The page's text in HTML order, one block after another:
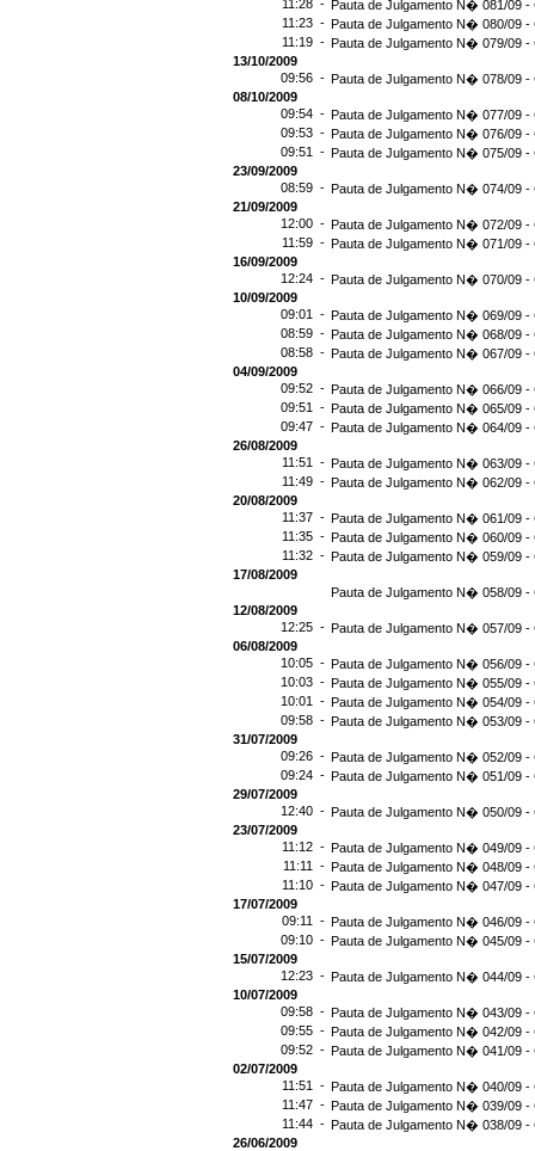
11:28 - Pauta de Julgamento N� 081/09 -
11:23 - Pauta de Julgamento N� 080/09 -
11:19 - Pauta de Julgamento N� 079/09 -
13/10/2009
09:56 - Pauta de Julgamento N� 078/09 -
08/10/2009
09:54 - Pauta de Julgamento N� 077/09 -
09:53 - Pauta de Julgamento N� 076/09 -
09:51 - Pauta de Julgamento N� 075/09 -
23/09/2009
08:59 - Pauta de Julgamento N� 074/09 -
21/09/2009
12:00 - Pauta de Julgamento N� 072/09 -
11:59 - Pauta de Julgamento N� 071/09 -
16/09/2009
12:24 - Pauta de Julgamento N� 070/09 -
10/09/2009
09:01 - Pauta de Julgamento N� 069/09 -
08:59 - Pauta de Julgamento N� 068/09 -
08:58 - Pauta de Julgamento N� 067/09 -
04/09/2009
09:52 - Pauta de Julgamento N� 066/09 -
09:51 - Pauta de Julgamento N� 065/09 -
09:47 - Pauta de Julgamento N� 064/09 -
26/08/2009
11:51 - Pauta de Julgamento N� 063/09 -
11:49 - Pauta de Julgamento N� 062/09 -
20/08/2009
11:37 - Pauta de Julgamento N� 061/09 -
11:35 - Pauta de Julgamento N� 060/09 -
11:32 - Pauta de Julgamento N� 059/09 -
17/08/2009
Pauta de Julgamento N� 058/09 -
12/08/2009
12:25 - Pauta de Julgamento N� 057/09 -
06/08/2009
10:05 - Pauta de Julgamento N� 056/09 -
10:03 - Pauta de Julgamento N� 055/09 -
10:01 - Pauta de Julgamento N� 054/09 -
09:58 - Pauta de Julgamento N� 053/09 -
31/07/2009
09:26 - Pauta de Julgamento N� 052/09 -
09:24 - Pauta de Julgamento N� 051/09 -
29/07/2009
12:40 - Pauta de Julgamento N� 050/09 -
23/07/2009
11:12 - Pauta de Julgamento N� 049/09 -
11:11 - Pauta de Julgamento N� 048/09 -
11:10 - Pauta de Julgamento N� 047/09 -
17/07/2009
09:11 - Pauta de Julgamento N� 046/09 -
09:10 - Pauta de Julgamento N� 045/09 -
15/07/2009
12:23 - Pauta de Julgamento N� 044/09 -
10/07/2009
09:58 - Pauta de Julgamento N� 043/09 -
09:55 - Pauta de Julgamento N� 042/09 -
09:52 - Pauta de Julgamento N� 041/09 -
02/07/2009
11:51 - Pauta de Julgamento N� 040/09 -
11:47 - Pauta de Julgamento N� 039/09 -
11:44 - Pauta de Julgamento N� 038/09 -
26/06/2009